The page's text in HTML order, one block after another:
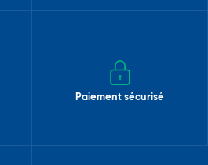
Paiement sécurisé